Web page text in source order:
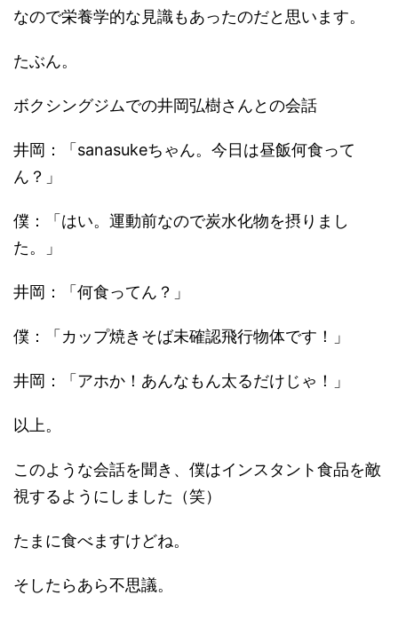
なので栄養学的な見識もあったのだと思います。
たぶん。
ボクシングジムでの井岡弘樹さんとの会話
井岡：「sanasukeちゃん。今日は昼飯何食って
ん？」
僕：「はい。運動前なので炭水化物を摂りまし
た。」
井岡：「何食ってん？」
僕：「カップ焼きそば未確認飛行物体です！」
井岡：「アホか！あんなもん太るだけじゃ！」
以上。
このような会話を聞き、僕はインスタント食品を敵
視するようにしました（笑）
たまに食べますけどね。
そしたらあら不思議。